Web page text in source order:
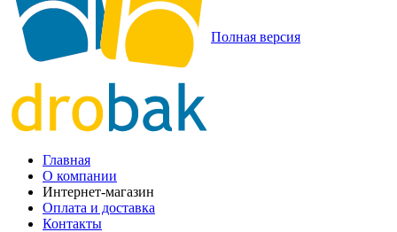
Полная версия
Главная
О компании
Интернет-магазин
Оплата и доставка
Контакты